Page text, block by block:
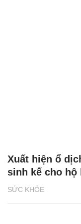
SỨC KHỎE
Xuất hiện ổ
sinh kế cho hộ